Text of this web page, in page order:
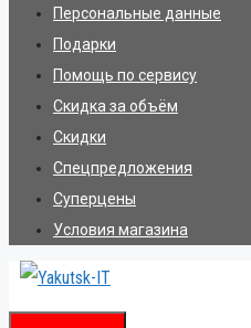
Персональные данные
Подарки
Помощь по сервису
Скидка за объём
Скидки
Спецпредложения
Суперцены
Условия магазина